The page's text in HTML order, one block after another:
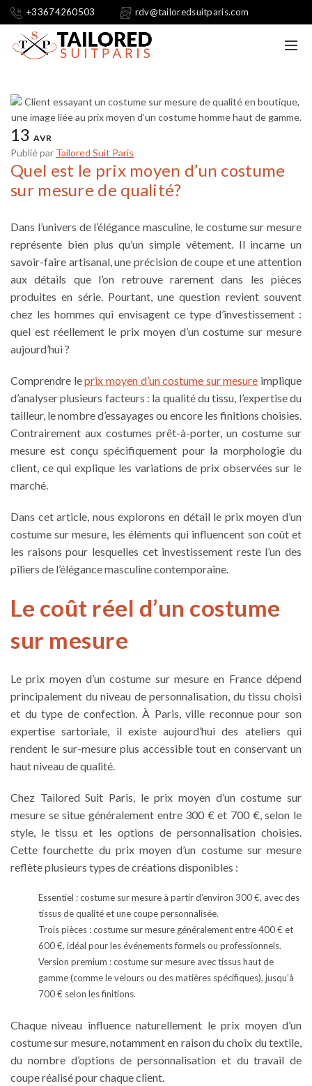
+33674260503 rdv@tailoredsuitparis.com
13 AVR
Quel est le prix moyen d’un costume
sur mesure de qualité?
Publié par Tailored Suit Paris
Dans l’univers de l’élégance masculine, le costume sur mesure
représente bien plus qu’un simple vêtement. Il incarne un
savoir-faire artisanal, une précision de coupe et une attention
aux détails que l’on retrouve rarement dans les pièces
produites en série. Pourtant, une question revient souvent
chez les hommes qui envisagent ce type d’investissement :
quel est réellement le prix moyen d’un costume sur mesure
aujourd’hui ?
Comprendre leprix moyen d’un costume sur mesure implique
d’analyser plusieurs facteurs : la qualité du tissu, l’expertise du
tailleur, le nombre d’essayages ou encore les finitions choisies.
Contrairement aux costumes prêt-à-porter, un costume sur
mesure est conçu spécifiquement pour la morphologie du
client, ce qui explique les variations de prix observées sur le
marché.
Dans cet article, nous explorons en détail le prix moyen d’un
costume sur mesure, les éléments qui influencent son coût et
les raisons pour lesquelles cet investissement reste l’un des
piliers de l’élégance masculine contemporaine.
Le coût réel d’un costume
sur mesure
Le prix moyen d’un costume sur mesure en France dépend
principalement du niveau de personnalisation, du tissu choisi
et du type de confection. À Paris, ville reconnue pour son
expertise sartoriale, il existe aujourd’hui des ateliers qui
rendent le sur-mesure plus accessible tout en conservant un
haut niveau de qualité.
Chez Tailored Suit Paris, le prix moyen d’un costume sur
mesure se situe généralement entre 300 € et 700 €, selon le
style, le tissu et les options de personnalisation choisies.
Cette fourchette du prix moyen d’un costume sur mesure
reflète plusieurs types de créations disponibles :
Essentiel : costume sur mesure à partir d’environ 300 €, avec des
tissus de qualité et une coupe personnalisée.
Trois pièces : costume sur mesure généralement entre 400 € et
600 €, idéal pour les événements formels ou professionnels.
Version premium : costume sur mesure avec tissus haut de
gamme (comme le velours ou des matières spécifiques), jusqu’à
700 € selon les finitions.
Chaque niveau influence naturellement le prix moyen d’un
costume sur mesure, notamment en raison du choix du textile,
du nombre d’options de personnalisation et du travail de
coupe réalisé pour chaque client.